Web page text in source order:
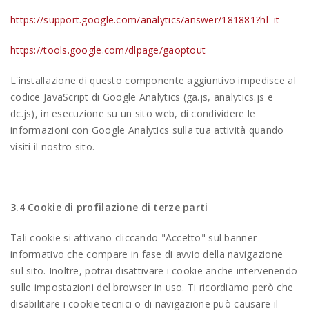
https://support.google.com/analytics/answer/181881?hl=it
https://tools.google.com/dlpage/gaoptout
L'installazione di questo componente aggiuntivo impedisce al
codice JavaScript di Google Analytics (ga.js, analytics.js e
dc.js), in esecuzione su un sito web, di condividere le
informazioni con Google Analytics sulla tua attività quando
visiti il nostro sito.
3.4 Cookie di profilazione di terze parti
Tali cookie si attivano cliccando "Accetto" sul banner
informativo che compare in fase di avvio della navigazione
sul sito. Inoltre, potrai disattivare i cookie anche intervenendo
sulle impostazioni del browser in uso. Ti ricordiamo però che
disabilitare i cookie tecnici o di navigazione può causare il